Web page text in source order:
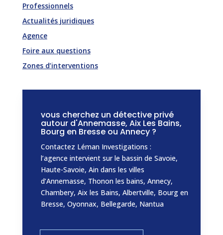
Professionnels
Actualités juridiques
Agence
Foire aux questions
Zones d’interventions
vous cherchez un détective privé
autour d'Annemasse, Aix Les Bains,
Bourg en Bresse ou Annecy ?
Contactez Léman Investigations :
l’agence intervient sur le bassin de Savoie,
Haute-Savoie, Ain dans les villes
d’Annemasse, Thonon les bains, Annecy,
Chambery, Aix les Bains, Albertville, Bourg en
Bresse, Oyonnax, Bellegarde, Nantua